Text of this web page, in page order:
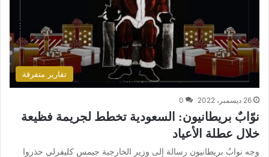
تقارير متفرقة
26 ديسمبر، 2022 0
نوّابٌ بريطانيون: السعودية تخطط لجريمة فظيعة
خلال عطلة الأعياد
وجه نوابٌ بريطانيون رسالة إلى وزير الخارجية جيمس كليفرلي حذروا